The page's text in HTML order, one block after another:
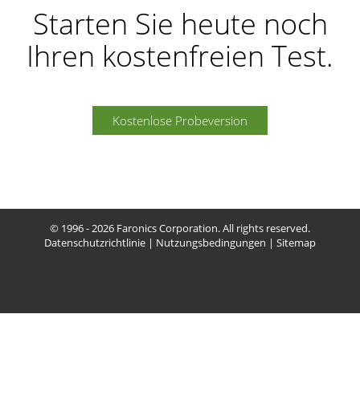
Starten Sie heute noch
Ihren kostenfreien Test.
Kostenlose Probeversion
© 1996 - 2026 Faronics Corporation. All rights reserved.
Datenschutzrichtlinie | Nutzungsbedingungen | Sitemap